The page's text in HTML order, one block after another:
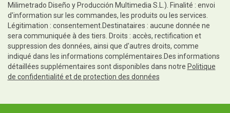
Milimetrado Diseño y Producción Multimedia S.L.). Finalité : envoi
d'information sur les commandes, les produits ou les services.
Légitimation : consentement.Destinataires : aucune donnée ne
sera communiquée à des tiers. Droits : accès, rectification et
suppression des données, ainsi que d'autres droits, comme
indiqué dans les informations complémentaires.Des informations
détaillées supplémentaires sont disponibles dans notre Politique
de confidentialité et de protection des données